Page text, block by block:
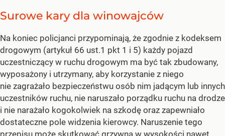
Surowe kary dla winowajców
Na koniec policjanci przypominają, że zgodnie z kodeksem
drogowym (artykuł 66 ust.1 pkt 1 i 5) każdy pojazd
uczestniczący w ruchu drogowym ma być tak zbudowany,
wyposażony i utrzymany, aby korzystanie z niego
nie zagrażało bezpieczeństwu osób nim jadącym lub innych
uczestników ruchu, nie naruszało porządku ruchu na drodze
i nie narażało kogokolwiek na szkodę oraz zapewniało
dostateczne pole widzenia kierowcy. Naruszenie tego
przepisu może skutkować grzywną w wysokości nawet